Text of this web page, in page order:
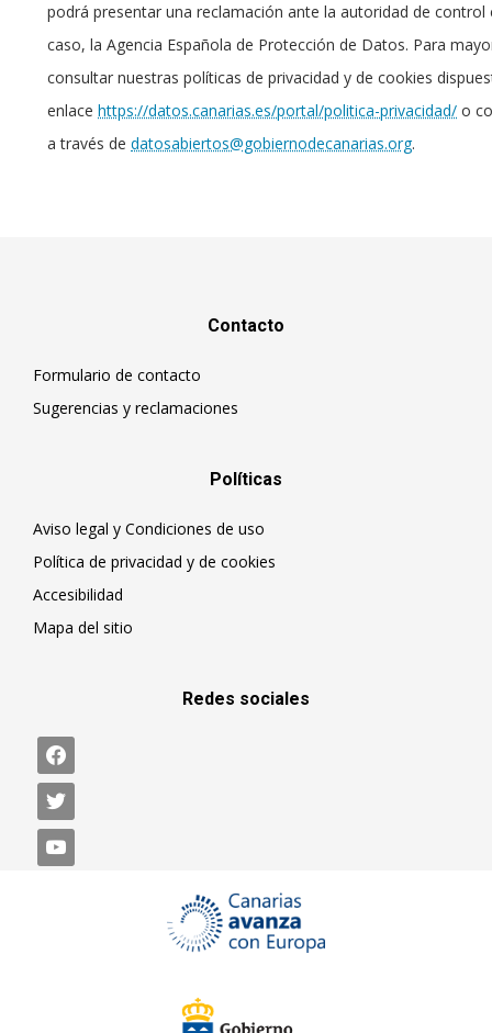
podrá presentar una reclamación ante la autoridad de
caso, la Agencia Española de Protección de Datos. Para
consultar nuestras políticas de privacidad y de cookies
enlace https://datos.canarias.es/portal/politica-privacidad/ o
a través de datosabiertos@gobiernodecanarias.org.
Contacto
Formulario de contacto
Sugerencias y reclamaciones
Políticas
Aviso legal y Condiciones de uso
Política de privacidad y de cookies
Accesibilidad
Mapa del sitio
Redes sociales
facebook
twitter
youtube